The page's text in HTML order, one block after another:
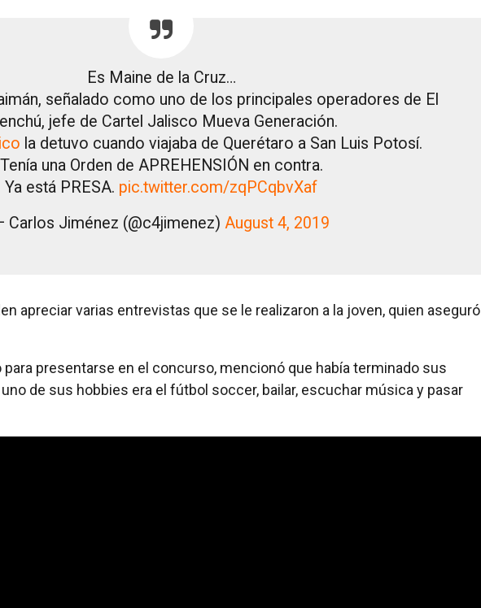
Es Maine de la Cruz…
señalado como uno de los principales operadores de El
jefe de Cartel Jalisco Mueva Generación.
la detuvo cuando viajaba de Querétaro a San Luis Potosí.
Tenía una Orden de APREHENSIÓN en contra.
Ya está PRESA. pic.twitter.com/zqPCqbvXaf
Carlos Jiménez (@c4jimenez)August 4, 2019
apreciar varias entrevistas que se le realizaron a la joven, quien aseguró
presentarse en el concurso, mencionó que había terminado sus
de sus hobbies era el fútbol soccer, bailar, escuchar música y pasar